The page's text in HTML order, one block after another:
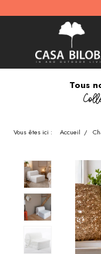
Tous
Vous êtes ici : Accueil /